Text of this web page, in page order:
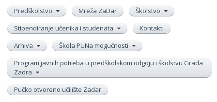
Predškolstvo
Mreža ZaDar
Školstvo
Stipendiranje učenika i studenata
Kontakti
Arhiva
Škola PUNa mogućnosti
Program javnih potreba u predškolskom odgoju i školstvu Grada
Zadra
Pučko otvoreno učilište Zadar